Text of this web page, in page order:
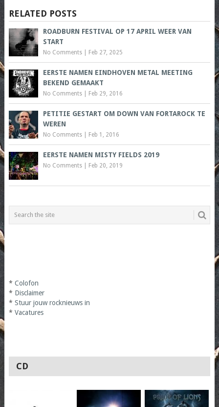
RELATED POSTS
ROADBURN FESTIVAL OP 17 APRIL WEER VAN
START
No Comments| Feb 27, 2025
EERSTE NAMEN EINDHOVEN METAL MEETING
BEKEND GEMAAKT
No Comments| Feb 29, 2016
PETITIE GESTART OM DOWN VAN FORTAROCK TE
WEREN
No Comments| Feb 1, 2016
EERSTE NAMEN MISTY FIELDS 2019
No Comments| Feb 20, 2019
* Colofon
* Disclaimer
* Stuur jouw rocknieuws in
* Vacatures
CD